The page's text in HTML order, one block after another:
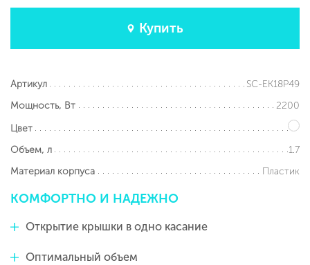
Купить
Артикул
SC-EK18P49
Мощность, Вт
2200
Цвет
Объем, л
1.7
Материал корпуса
Пластик
КОМФОРТНО И НАДЕЖНО
Открытие крышки в одно касание
Оптимальный объем